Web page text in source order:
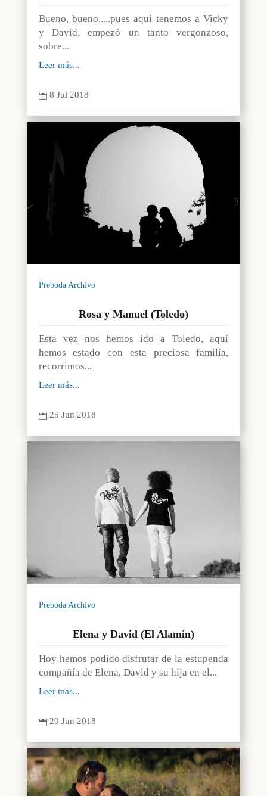
Bueno, bueno.....pues aquí tenemos a Vicky
y David, empezó un tanto vergonzoso,
sobre...
Leer más...
 8 Jul 2018
Preboda Archivo
Rosa y Manuel (Toledo)
Esta vez nos hemos ido a Toledo, aquí
hemos estado con esta preciosa familia,
recorrimos...
Leer más...
 25 Jun 2018
Preboda Archivo
Elena y David (El Alamín)
Hoy hemos podido disfrutar de la estupenda
compañía de Elena, David y su hija en el...
Leer más...
 20 Jun 2018